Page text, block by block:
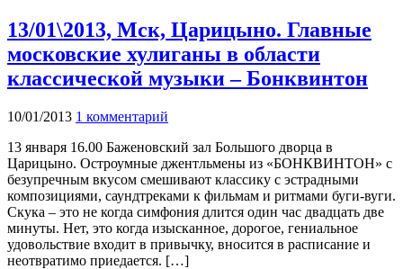
13/01\2013, Мск, Царицыно. Главные
московские хулиганы в области
классической музыки – Бонквинтон
10/01/2013 1 комментарий
13 января 16.00 Баженовский зал Большого дворца в
Царицыно. Остроумные джентльмены из «БОНКВИНТОН» с
безупречным вкусом смешивают классику с эстрадными
композициями, саундтреками к фильмам и ритмами буги-вуги.
Скука – это не когда симфония длится один час двадцать две
минуты. Нет, это когда изысканное, дорогое, гениальное
удовольствие входит в привычку, вносится в расписание и
неотвратимо приедается. […]